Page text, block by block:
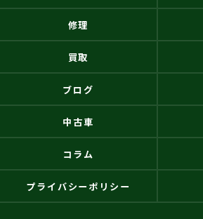
修理
買取
ブログ
中古車
コラム
プライバシーポリシー